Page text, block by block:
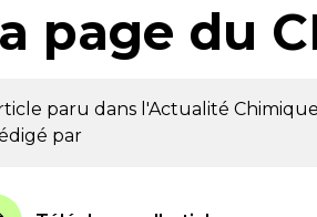
page du
paru dans l'Actualité Chimique
par